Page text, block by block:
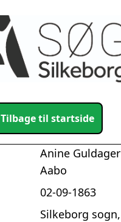
Tilbage til startside
Anine Guldager
Aabo
02-09-1863
Silkeborg sogn,